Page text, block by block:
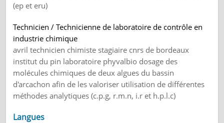
(ep et eru)
Technicien / Technicienne de laboratoire de contrôle en
industrie chimique
avril technicien chimiste stagiaire cnrs de bordeaux
institut du pin laboratoire phyvalbio dosage des
molécules chimiques de deux algues du bassin
d'arcachon afin de les valoriser utilisation de différentes
méthodes analytiques (c.p.g, r.m.n, i.r et h.p.l.c)
Langues